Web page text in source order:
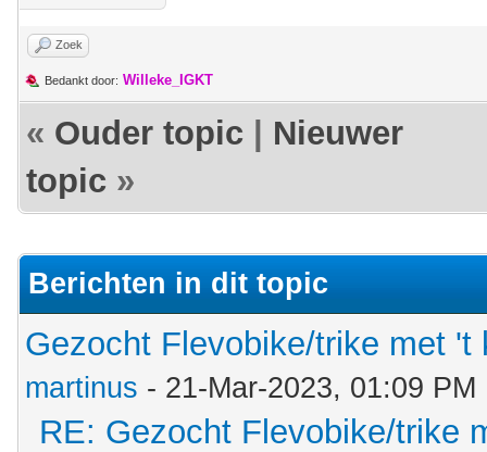
Zoek
Bedankt door: Willeke_IGKT
« Ouder topic
Nieuwer
topic »
Berichten in dit topic
Gezocht Flevobike/trike met 't
martinus - 21-Mar-2023, 01:09 PM
RE: Gezocht Flevobike/trike